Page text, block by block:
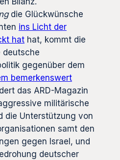
die Glückwünsche
ins Licht der
hat hat, kommt die
deutsche
gegenüber dem
bemerkenswert
das ARD-Magazin
militärische
die Unterstützung von
samt den
gegen Israel, und
deutscher